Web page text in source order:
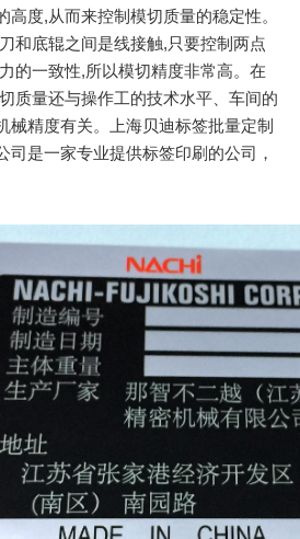
高度,从而来控制模切质量的稳定性。
和底辊之间是线接触,只要控制两点
的一致性,所以模切精度非常高。在
质量还与操作工的技术水平、车间的
械精度有关。上海贝迪标签批量定制
司是一家专业提供标签印刷的公司，